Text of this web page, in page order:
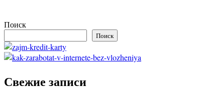
Поиск
Поиск
Свежие записи